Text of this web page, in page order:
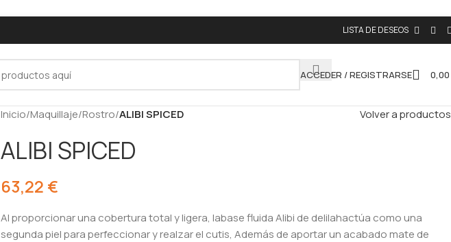
LISTA DE DESEOS
ACCEDER / REGISTRARSE 0,00
Inicio/Maquillaje/Rostro/ALIBI SPICED Volver a productos
ALIBI SPICED
63,22 €
Al proporcionar una cobertura total y ligera, labase fluida Alibi de delilahactúa como una
segunda piel para perfeccionar y realzar el cutis, Además de aportar un acabado mate de